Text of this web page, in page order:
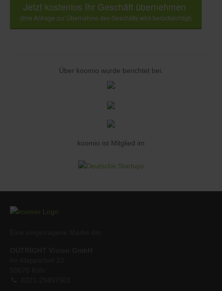
Jetzt kostenlos Ihr Geschäft übernehmen
(Ihre Anfrage zur Übernahme des Geschäfts wird berücksichtigt)
Über koomio wurde berichtet bei:
koomio ist Mitglied im